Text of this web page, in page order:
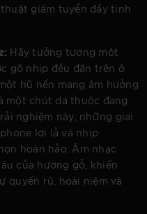
giám tuyển đầy tinh
Hãy tưởng tượng một
gõ nhịp đều đặn trên ô
hũ nến mang âm hưởng
một chút da thuộc đang
nghiệm này, những giai
lơi lả và nhịp
hoàn hảo. Âm nhạc
của hương gỗ, khiến
quyến rũ, hoài niệm và